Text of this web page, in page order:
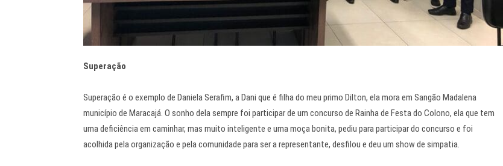
Superação
Superação é o exemplo de Daniela Serafim, a Dani que é filha do meu primo Dilton, ela mora em Sangão Madalena
município de Maracajá. O sonho dela sempre foi participar de um concurso de Rainha de Festa do Colono, ela que tem
uma deficiência em caminhar, mas muito inteligente e uma moça bonita, pediu para participar do concurso e foi
acolhida pela organização e pela comunidade para ser a representante, desfilou e deu um show de simpatia.